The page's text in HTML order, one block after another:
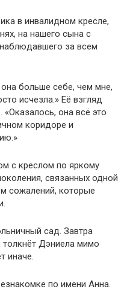
в инвалидном кресле,
на нашего сына с
за всем
больше себе, чем мне,
исчезла.» Её взгляд
она всё это
коридоре и
с креслом по яркому
связанных одной
сожалений, которые
сад. Завтра
толкнёт Дэниела мимо
иначе.
по имени Анна.